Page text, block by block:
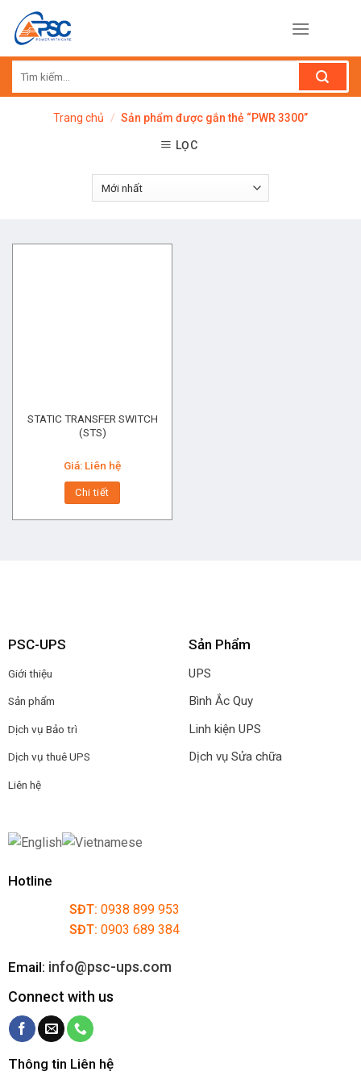
content
kiếm:
Trang chủ / Sản phẩm được gắn thẻ “PWR 3300”
LỌC
STATIC TRANSFER SWITCH
(STS)
Giá: Liên hệ
Chi tiết
PSC-UPS
Giới thiệu
Sản phẩm
Dịch vụ Bảo trì
Dịch vụ thuê UPS
Liên hệ
Sản Phẩm
UPS
Bình Ắc Quy
Linh kiện UPS
Dịch vụ Sửa chữa
Hotline
SĐT: 0938 899 953
SĐT: 0903 689 384
Email: info@psc-ups.com
Connect with us
Thông tin Liên hệ